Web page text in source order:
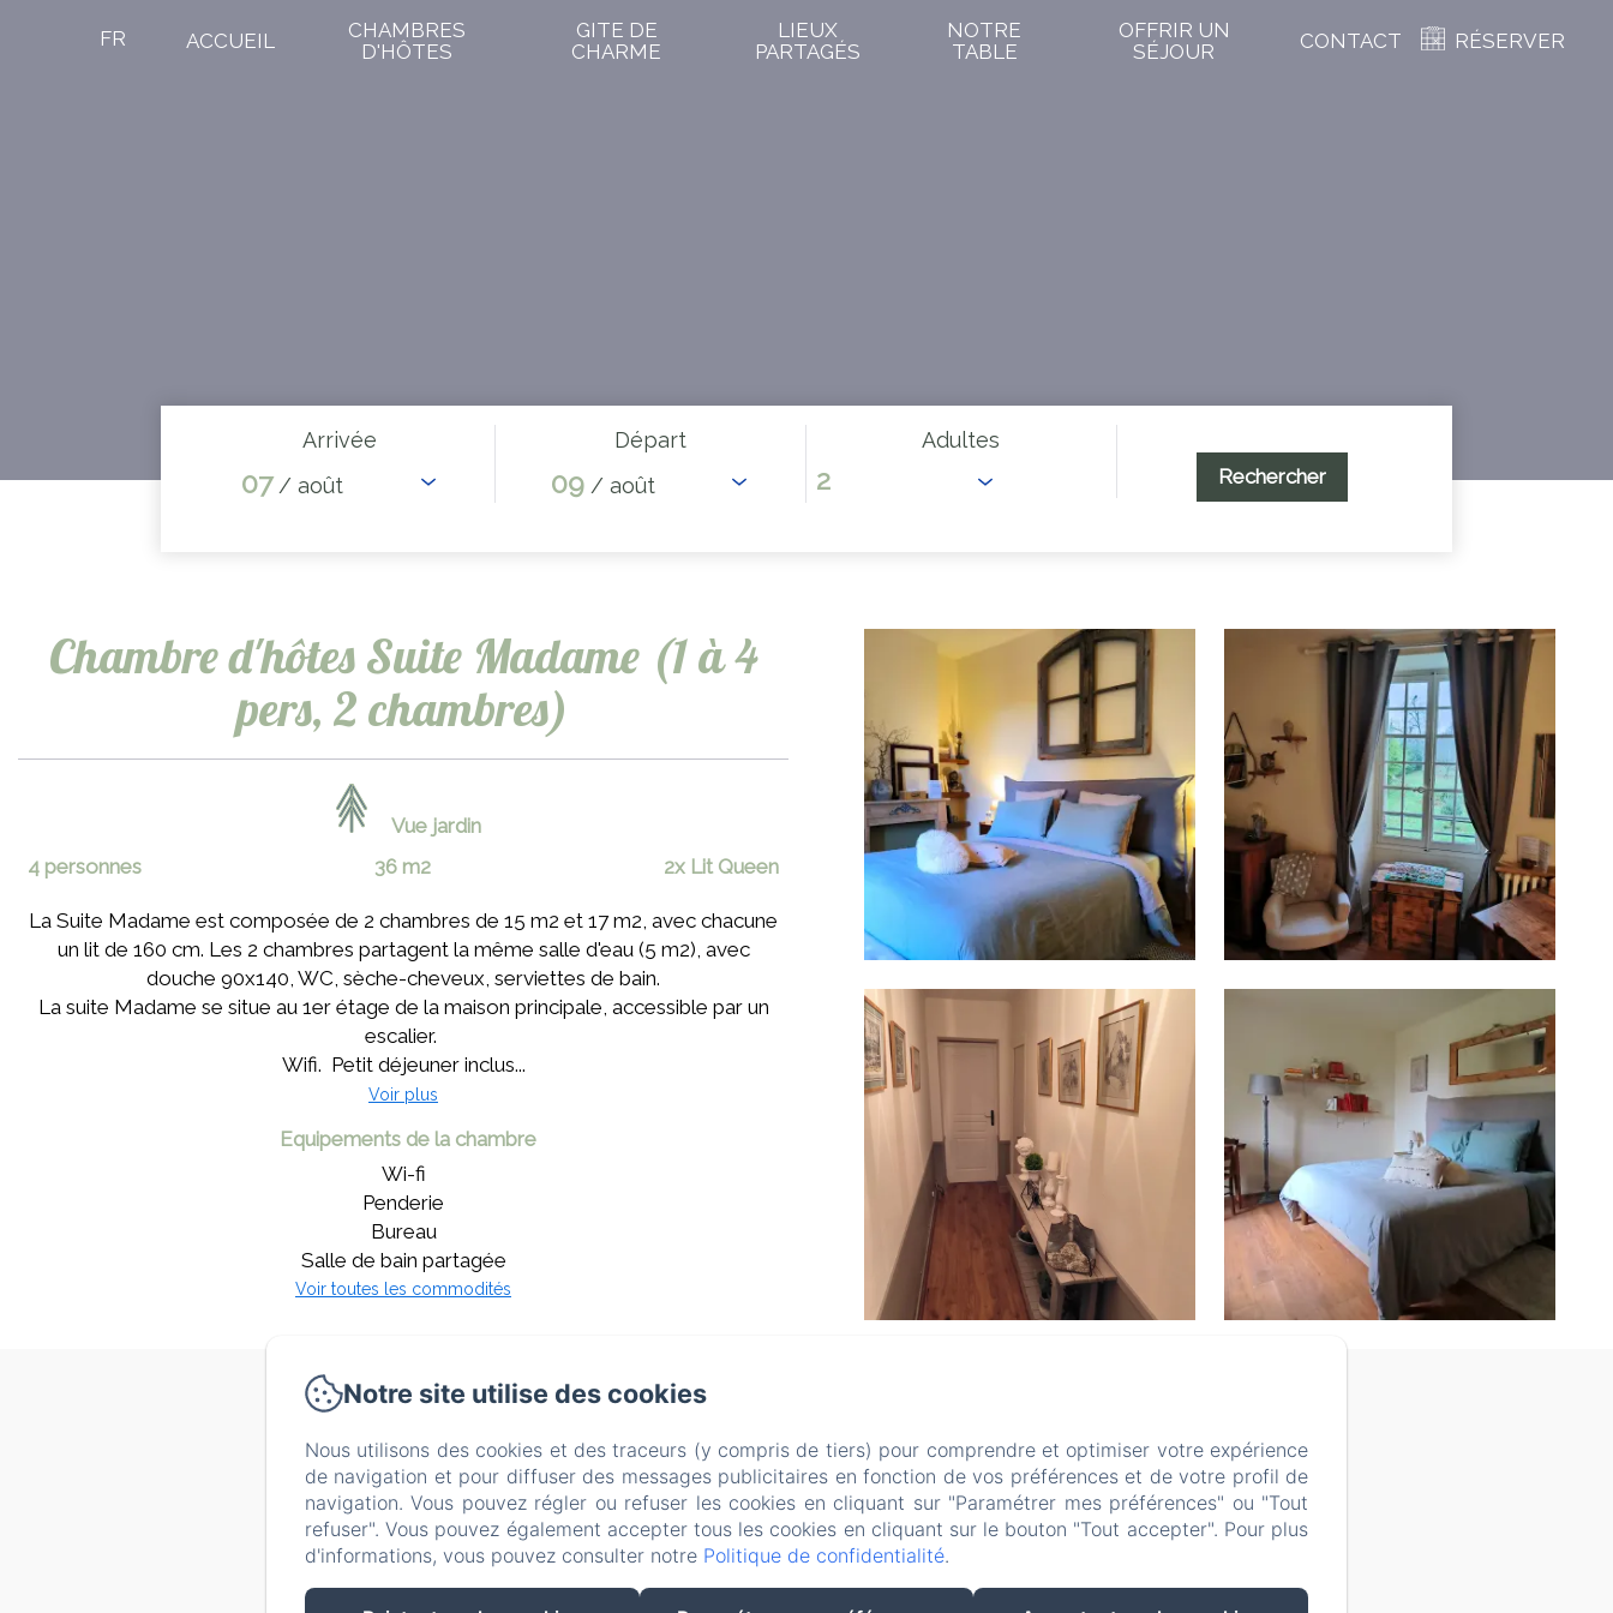
FR ACCUEIL
CHAMBRES
D'HÔTES
GITE DE
CHARME
LIEUX
PARTAGÉS
NOTRE
TABLE
OFFRIR UN
SÉJOUR
CONTACT RÉSERVER
Arrivée
07 / août
Départ
09 / août
Adultes
Rechercher
Chambre d'hôtes Suite Madame (1 à 4
pers, 2 chambres)
Vue jardin
4 personnes
36 m2 2x Lit Queen
La Suite Madame est composée de 2 chambres de 15 m2 et 17 m2, avec chacune
un lit de 160 cm. Les 2 chambres partagent la même salle d'eau (5 m2), avec
douche 90x140, WC, sèche-cheveux, serviettes de bain.
La suite Madame se situe au 1er étage de la maison principale, accessible par un
escalier.
Wifi. Petit déjeuner inclus...
Voir plus
Equipements de la chambre
Wi-fi
Penderie
Bureau
Salle de bain partagée
Voir toutes les commodités
Les 2 Brigards
Politique de confidentialité Informations légales
Informations sur les cookies
1089 Rte des Pins, MONESTIER, 24240, France
les2brigards@hotmail.com
06 31 64 99 37
05 53 57 78 69
Notre site utilise des cookies
Nous utilisons des cookies et des traceurs (y compris de tiers) pour comprendre et optimiser votre expérience
de navigation et pour diffuser des messages publicitaires en fonction de vos préférences et de votre profil de
navigation. Vous pouvez régler ou refuser les cookies en cliquant sur "Paramétrer mes préférences" ou "Tout
refuser". Vous pouvez également accepter tous les cookies en cliquant sur le bouton "Tout accepter". Pour plus
d'informations, vous pouvez consulter notre Politique de confidentialité.